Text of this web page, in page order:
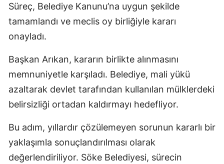
Süreç, Belediye Kanunu’na uygun şekilde
tamamlandı ve meclis oy birliğiyle kararı
onayladı.
Başkan Arıkan, kararın birlikte alınmasını
memnuniyetle karşıladı. Belediye, mali yükü
azaltarak devlet tarafından kullanılan mülklerdeki
belirsizliği ortadan kaldırmayı hedefliyor.
Bu adım, yıllardır çözülemeyen sorunun kararlı bir
yaklaşımla sonuçlandırılması olarak
değerlendiriliyor. Söke Belediyesi, sürecin